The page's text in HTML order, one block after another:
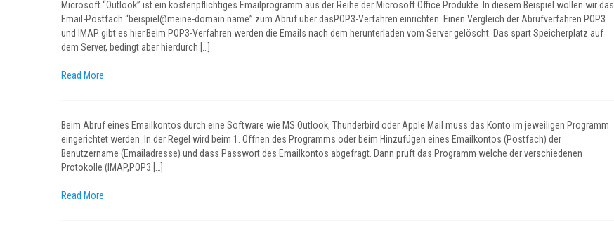
Microsoft “Outlook” ist ein kostenpflichtiges Emailprogramm aus der Reihe der Microsoft Office Produkte. In diesem Beispiel wollen wir das
Email-Postfach “beispiel@meine-domain.name” zum Abruf über dasPOP3-Verfahren einrichten. Einen Vergleich der Abrufverfahren POP3
und IMAP gibt es hier.Beim POP3-Verfahren werden die Emails nach dem herunterladen vom Server gelöscht. Das spart Speicherplatz auf
dem Server, bedingt aber hierdurch […]
Read More
Beim Abruf eines Emailkontos durch eine Software wie MS Outlook, Thunderbird oder Apple Mail muss das Konto im jeweiligen Programm
eingerichtet werden. In der Regel wird beim 1. Öffnen des Programms oder beim Hinzufügen eines Emailkontos (Postfach) der
Benutzername (Emailadresse) und dass Passwort des Emailkontos abgefragt. Dann prüft das Programm welche der verschiedenen
Protokolle (IMAP,POP3 […]
Read More